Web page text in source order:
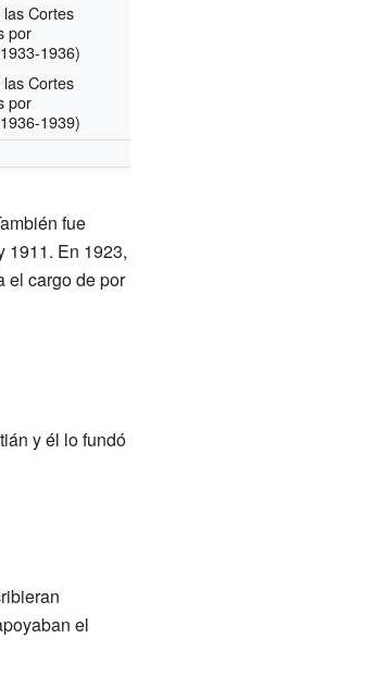
Cortes
por
1936)
Cortes
por
1939)
fue
1911. En 1923,
el cargo de por
y él lo fundó
el